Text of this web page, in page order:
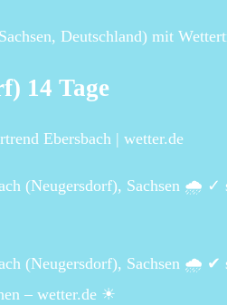
Deutschland) mit
14 Tage
Ebersbach | wetter.de
(Neugersdorf), Sachsen 🌧️
(Neugersdorf), Sachsen 🌧️
– wetter.de ☀